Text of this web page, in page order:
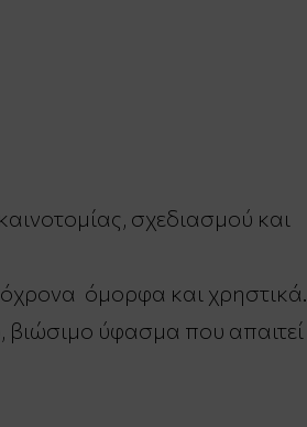
σχεδιασμού και
όμορφα και χρηστικά.
βιώσιμο ύφασμα που απαιτεί